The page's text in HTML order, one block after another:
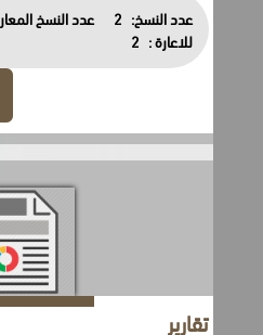
عدد النسخ: 2 عدد النسخ المعارة : 0
للاعارة :
2